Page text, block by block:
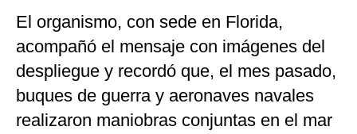
El organismo, con sede en Florida,
acompañó el mensaje con imágenes del
despliegue y recordó que, el mes pasado,
buques de guerra y aeronaves navales
realizaron maniobras conjuntas en el mar